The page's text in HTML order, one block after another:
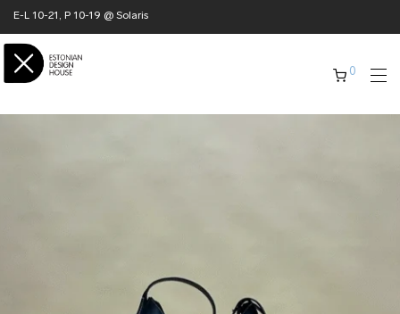
E-L 10-21, P 10-19 @ Solaris
0